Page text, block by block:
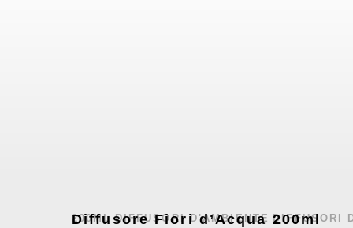
200ML DIFFUSORI D'AMBIENTE DIFFUSORI
Diffusore Fiori d’Acqua 200ml